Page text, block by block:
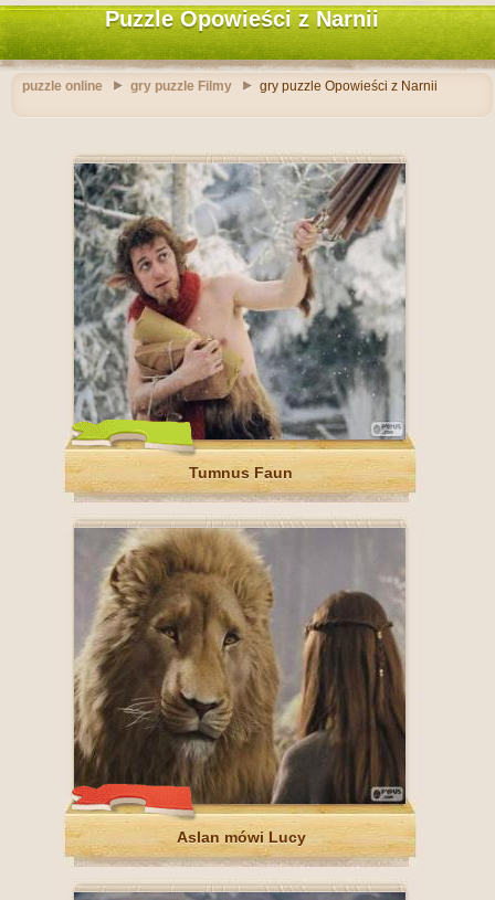
Puzzle Opowieści z Narnii
puzzle online gry puzzle Filmy gry puzzle Opowieści z Narnii
Tumnus Faun
Aslan mówi Lucy